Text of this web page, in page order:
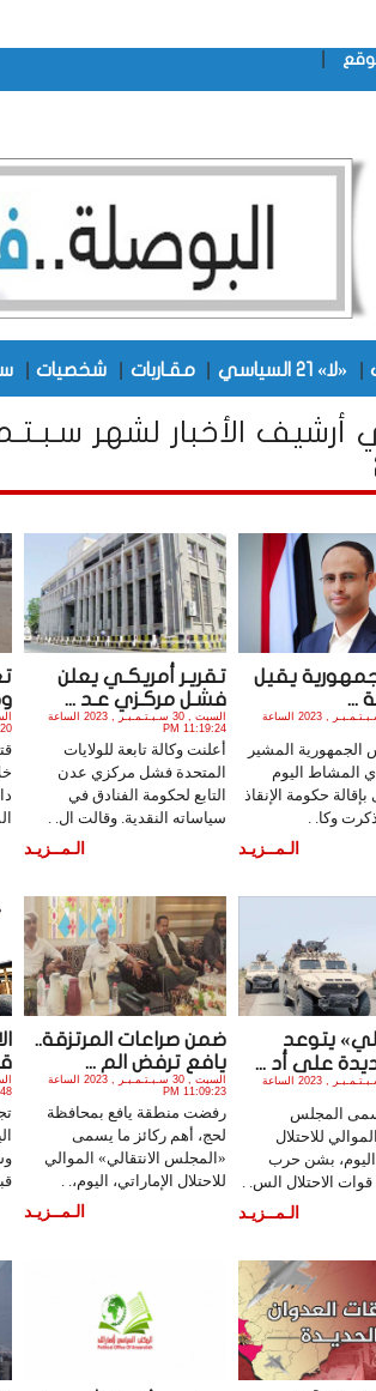
«لا» 21 السياسي مقـاربات شخصيات
الأخبار لشهر
يقيل
...
السبت , 30 سـبـتـمـبـر , 2023 الساعة
الجمهورية المشير
المشاط اليوم
حكومة الإنقاذ
وكا. .
الـمــزيـد
تقريـر أمريكـي يعلن
فشـل مركـزي عـد ...
السبت , 30 سـبـتـمـبـر , 2023 الساعة
11:19:24 PM
أعلنت وكالة تابعة للولايات
المتحدة فشل مركزي عدن
التابع لحكومة الفنادق في
سياساته النقدية. وقالت ال. .
الـمــزيـد
يتوعد
على أد ...
السبت , 30 سـبـتـمـبـر , 2023 الساعة
المجلس
الموالي للاحتلال
اليوم، بشن حرب
الاحتلال الس. .
الـمــزيـد
ضمن صراعات المرتزقة..
يافع ترفض الم ...
السبت , 30 سـبـتـمـبـر , 2023 الساعة
11:09:23 PM
رفضت منطقة يافع بمحافظة
لحج، أهم ركائز ما يسمى
«المجلس الانتقالي» الموالي
للاحتلال الإماراتي، اليوم،. .
الـمــزيـد